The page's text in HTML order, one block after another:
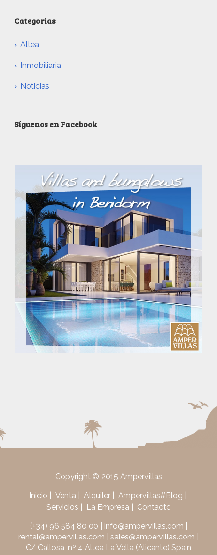
Categorias
Altea
Inmobiliaria
Noticias
Síguenos en Facebook
Copyright © 2015 Ampervillas
Inicio Venta Alquiler
Ampervillas#Blog
Servicios
La Empresa Contacto
(+34) 96 584 80 00 info@ampervillas.com
rental@ampervillas.com
sales@ampervillas.com
C/ Callosa, nº 4 Altea La Vella (Alicante) Spain